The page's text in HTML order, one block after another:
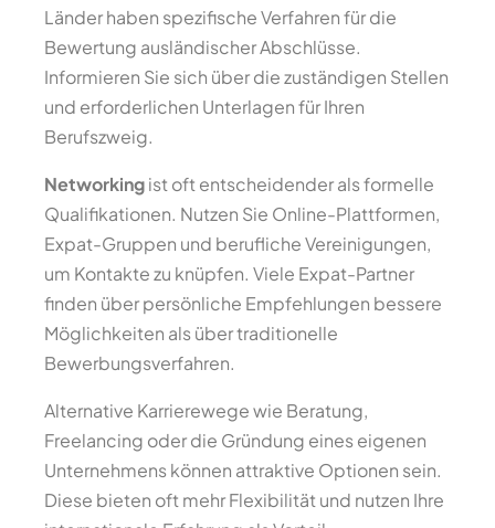
Länder haben spezifische Verfahren für die
Bewertung ausländischer Abschlüsse.
Informieren Sie sich über die zuständigen Stellen
und erforderlichen Unterlagen für Ihren
Berufszweig.
Networkingist oft entscheidender als formelle
Qualifikationen. Nutzen Sie Online-Plattformen,
Expat-Gruppen und berufliche Vereinigungen,
um Kontakte zu knüpfen. Viele Expat-Partner
finden über persönliche Empfehlungen bessere
Möglichkeiten als über traditionelle
Bewerbungsverfahren.
Alternative Karrierewege wie Beratung,
Freelancing oder die Gründung eines eigenen
Unternehmens können attraktive Optionen sein.
Diese bieten oft mehr Flexibilität und nutzen Ihre